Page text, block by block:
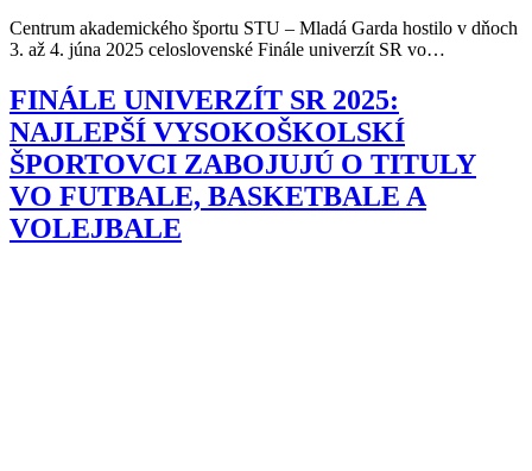
Centrum akademického športu STU – Mladá Garda hostilo v dňoch
3. až 4. júna 2025 celoslovenské Finále univerzít SR vo…
FINÁLE UNIVERZÍT SR 2025:
NAJLEPŠÍ VYSOKOŠKOLSKÍ
ŠPORTOVCI ZABOJUJÚ O TITULY
VO FUTBALE, BASKETBALE A
VOLEJBALE